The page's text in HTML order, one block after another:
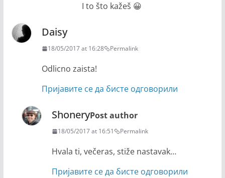
I to što kažeš 😀
Daisy
18/05/2017 at 16:28 Permalink
Odlicno zaista!
Пријавите се да бисте одговорили
ShoneryPost author
18/05/2017 at 16:51 Permalink
Hvala ti, večeras, stiže nastavak…
Пријавите се да бисте одговорили